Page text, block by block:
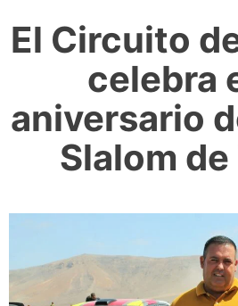
El Circuito
celebra
aniversario
Slalom